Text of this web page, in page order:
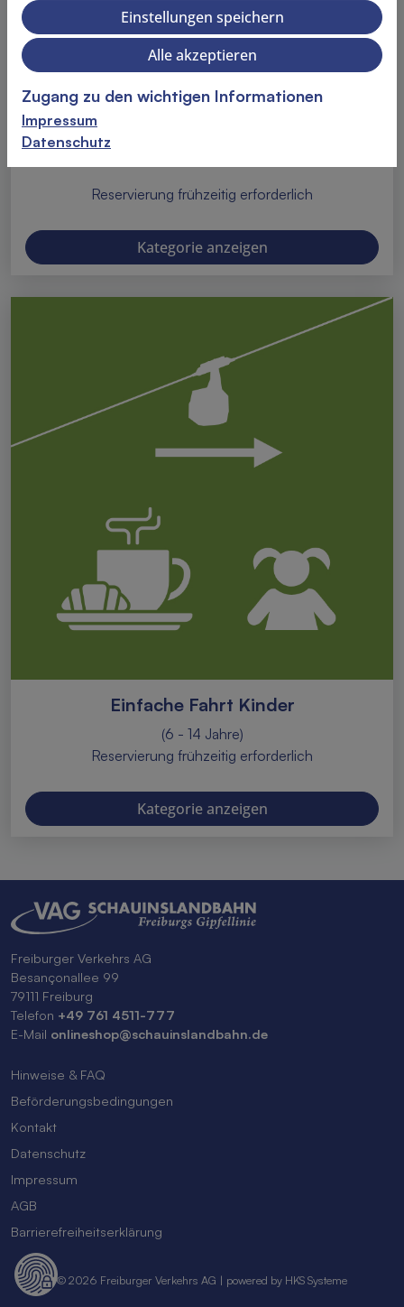
Einfache Fahrt Erwachsene
Reservierung frühzeitig erforderlich
Kategorie anzeigen
Einfache Fahrt Kinder
(6 - 14 Jahre)
Reservierung frühzeitig erforderlich
Kategorie anzeigen
Freiburger Verkehrs AG
Besançonallee 99
79111 Freiburg
Telefon +49 761 4511-777
E-Mail onlineshop@schauinslandbahn.de
Hinweise & FAQ
Beförderungsbedingungen
Kontakt
Datenschutz
Impressum
AGB
Barrierefreiheitserklärung
© 2026 Freiburger Verkehrs AG | powered by HKS Systeme
Einstellungen speichern
Alle akzeptieren
Zugang zu den wichtigen Informationen
Impressum
Datenschutz